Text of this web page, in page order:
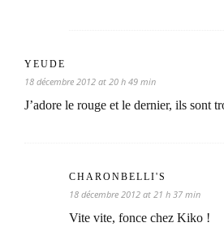
YEUDE
18 décembre 2012 at 20 h 49 min
J’adore le rouge et le dernier, ils sont
CHARONBELLI'S
18 décembre 2012 at 21 h 37 min
Vite vite, fonce chez Kiko !